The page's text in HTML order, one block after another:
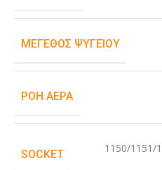
ΜΈΓΕΘΟΣ ΨΥΓΕΊΟΥ
ΡΟΉ ΑΈΡΑ
SOCKET 1150/1151/